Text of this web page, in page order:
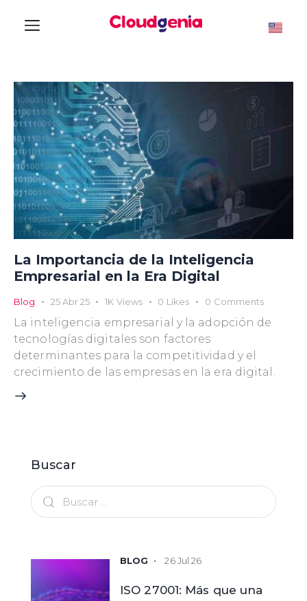
La Importancia de la Inteligencia
Empresarial en la Era Digital
Blog 25 Abr 25 1K Views 0 Likes 0 Comments
La inteligencia empresarial y la adopción de
tecnologías digitales son factores
determinantes para la competitividad y el
crecimiento de las empresas en la era digital.
Buscar
ISO 27001: Más que una
26 Jul 26